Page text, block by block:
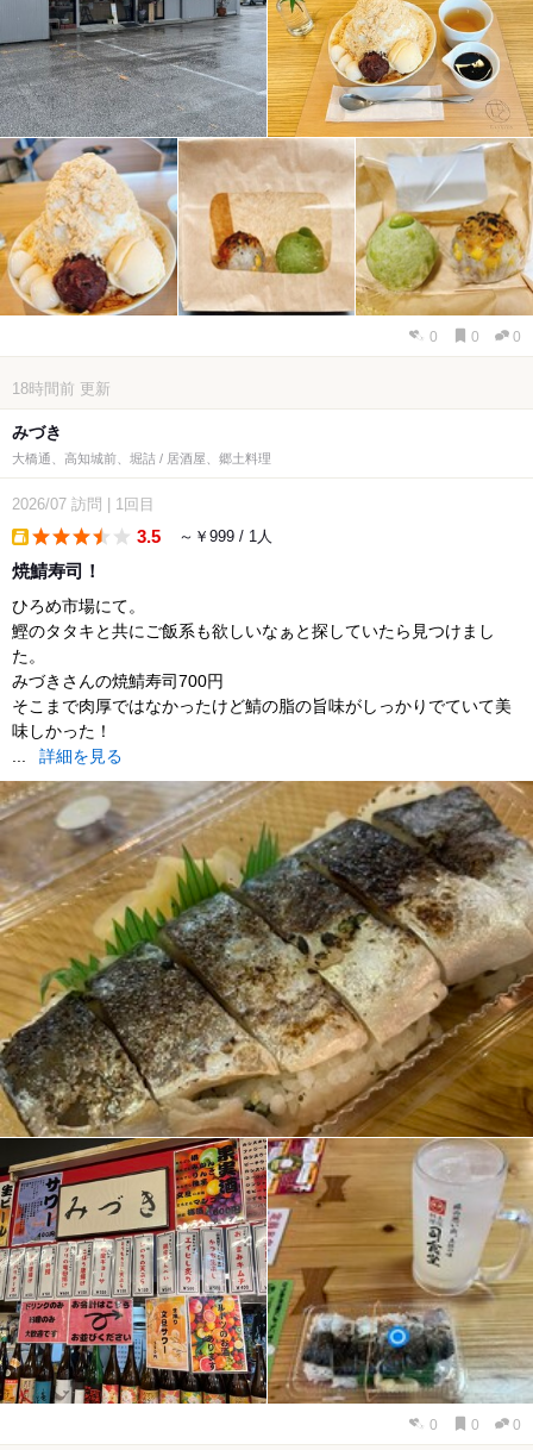
0 0 0
18時間前 更新
みづき
大橋通、高知城前、堀詰 / 居酒屋、郷土料理
2026/07 訪問 1回目
3.5 ～￥999 / 1人
焼鯖寿司！
ひろめ市場にて。
鰹のタタキと共にご飯系も欲しいなぁと探していたら見つけまし
た。
みづきさんの焼鯖寿司700円
そこまで肉厚ではなかったけど鯖の脂の旨味がしっかりでていて美
味しかった！
詳細を見る
0 0 0